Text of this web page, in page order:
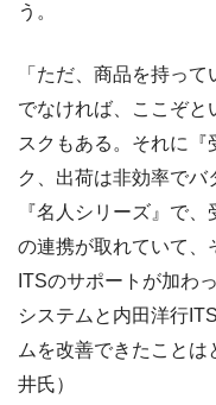
う。
「ただ、商品を持っ
でなければ、ここぞと
スクもある。それに
ク、出荷は非効率でバ
『名人シリーズ』で
の連携が取れていて、
ITSのサポートが加わ
システムと内田洋行
ムを改善できたこと
井氏）